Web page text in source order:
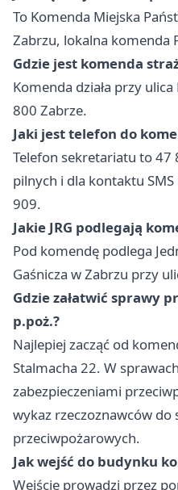
To Komenda Miejska
Zabrzu, lokalna komenda
Gdzie jest komenda
Komenda działa przy
800 Zabrze.
Jaki jest telefon do
Telefon sekretariatu to 47
pilnych i dla kontaktu
909.
Jakie JRG podlegają
Pod komendę podlega
Gaśnicza w Zabrzu przy
Gdzie załatwić sprawy
p.poż.?
Najlepiej zacząć od
Stalmacha 22. W
zabezpieczeniami
wykaz rzeczoznawców do
przeciwpożarowych.
Jak wejść do budynku
Wejście prowadzi przez